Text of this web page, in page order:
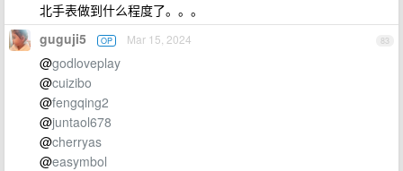
北手表做到什么程度了。。。
83
guguji5 OP Mar 15, 2024
@godloveplay
@cuizibo
@fengqing2
@juntaol678
@cherryas
@easymbol